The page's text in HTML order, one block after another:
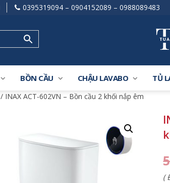
0395319094 – 0904152089 – 0988089483
BỒN CẦU CHẬU LAVABO TỦ
/ INAX ACT-602VN – Bồn cầu 2 khối nắp êm
(